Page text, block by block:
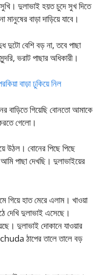
দুলাভাই হয়ত চুদে সুখ দিতে
বাড়া দাড়িয়ে যাবে।
বেশি বড় না, তবে পাছা
ভরাট পাছার অধিকারী।
বাড়া ঢুকিয়ে নিল
গিয়েছি বোনতো আমাকে
গেলো।
উঠল। বোনের পিছে পিছে
পাছা দেখছি। দুলাভাইয়ের
গিয়ে হাত মেরে এলাম। খাওয়া
দেখি দুলাভাই এসেছে।
দুলাভাই দোকানে যাওয়ার
ঠাপের তালে তালে বড়